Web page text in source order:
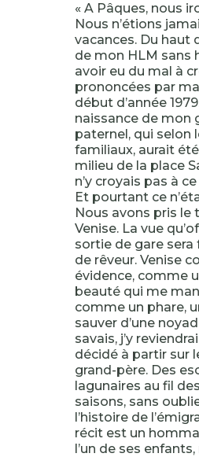
« A Pâques, nous
Nous n’étions
vacances. Du haut
de mon HLM sans
avoir eu du mal à
prononcées par
début d’année
naissance de mon
paternel, qui selon
familiaux, aurait
milieu de la place
n’y croyais pas à
Et pourtant ce
Nous avons pris le
Venise. La vue
sortie de gare
de rêveur. Venise
évidence, comme
beauté qui me
comme un phare,
sauver d’une
savais, j’y
décidé à partir sur
grand-père. Des
lagunaires au fil
saisons, sans
l’histoire de
récit est un
l’un de ses